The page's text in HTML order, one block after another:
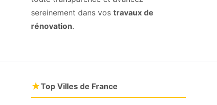
sereinement dans vos travaux de
rénovation.
★Top Villes de France